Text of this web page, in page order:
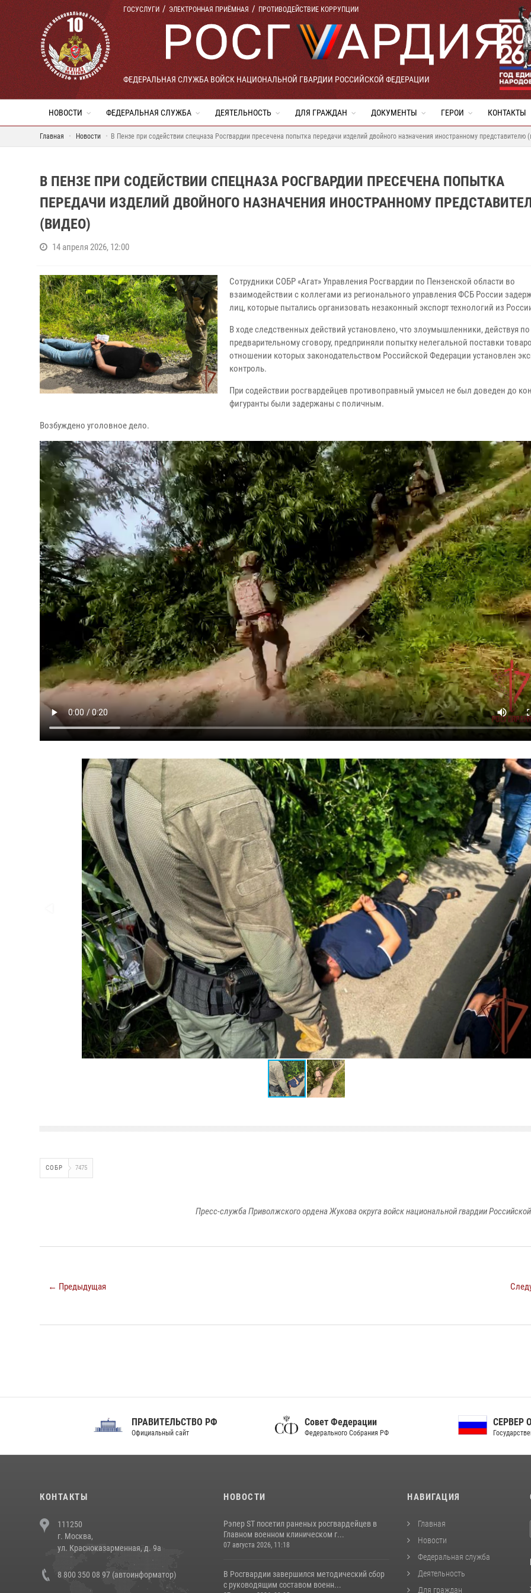
ГОСУСЛУГИ ЭЛЕКТРОННАЯ ПРИЁМНАЯ ПРОТИВОДЕЙСТВИЕ КОРРУПЦИИ
ФЕДЕРАЛЬНАЯ СЛУЖБА ВОЙСК НАЦИОНАЛЬНОЙ ГВАРДИИ РОССИЙСКОЙ ФЕДЕРАЦИИ
НОВОСТИ ФЕДЕРАЛЬНАЯ СЛУЖБА ДЕЯТЕЛЬНОСТЬ ДЛЯ ГРАЖДАН ДОКУМЕНТЫ ГЕРОИ КОНТАКТЫ
Главная Новости В Пензе при содействии спецназа Росгвардии пресечена попытка передачи изделий двойного назначения иностранному представителю
В ПЕНЗЕ ПРИ СОДЕЙСТВИИ СПЕЦНАЗА РОСГВАРДИИ ПРЕСЕЧЕНА ПОПЫТКА
ПЕРЕДАЧИ ИЗДЕЛИЙ ДВОЙНОГО НАЗНАЧЕНИЯ ИНОСТРАННОМУ
(ВИДЕО)
14 апреля 2026, 12:00
Сотрудники СОБР «Агат» Управления Росгвардии по Пензенской области во
взаимодействии с коллегами из регионального управления ФСБ России
лиц, которые пытались организовать незаконный экспорт технологий из
В ходе следственных действий установлено, что злоумышленники, действуя по
предварительному сговору, предприняли попытку нелегальной поставки
отношении которых законодательством Российской Федерации установлен
контроль.
При содействии росгвардейцев противоправный умысел не был доведен до
фигуранты были задержаны с поличным.
Возбуждено уголовное дело.
СОБР 7475
Пресс-служба Приволжского ордена Жукова округа войск национальной гвардии
← Предыдущая
ПРАВИТЕЛЬСТВО РФ
Официальный сайт
Совет Федерации
Федерального Собрания РФ
СЕРВЕР ОРГАНОВ
Государственной власти РФ
КОНТАКТЫ
111250
г. Москва,
ул. Красноказарменная, д. 9а
8 800 350 08 97 (автоинформатор)
НОВОСТИ
Рэпер ST посетил раненых росгвардейцев в
Главном военном клиническом г...
07 августа 2026, 11:18
В Росгвардии завершился методический сбор
с руководящим составом военн...
НАВИГАЦИЯ
Главная
Новости
Федеральная служба
Деятельность
Для граждан